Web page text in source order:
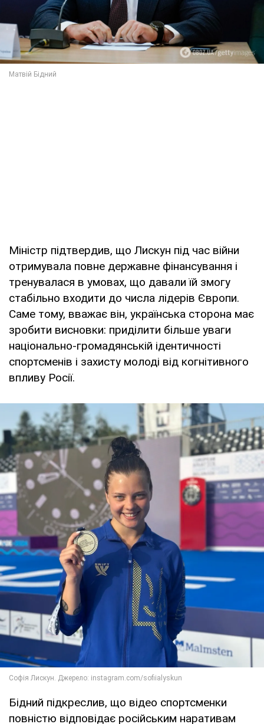
Міністр підтвердив, що Лискун під час війни
отримувала повне державне фінансування і
тренувалася в умовах, що давали їй змогу
стабільно входити до числа лідерів Європи.
Саме тому, вважає він, українська сторона має
зробити висновки: приділити більше уваги
національно-громадянській ідентичності
спортсменів і захисту молоді від когнітивного
впливу Росії.
Бідний підкреслив, що відео спортсменки
повністю відповідає російським наративам